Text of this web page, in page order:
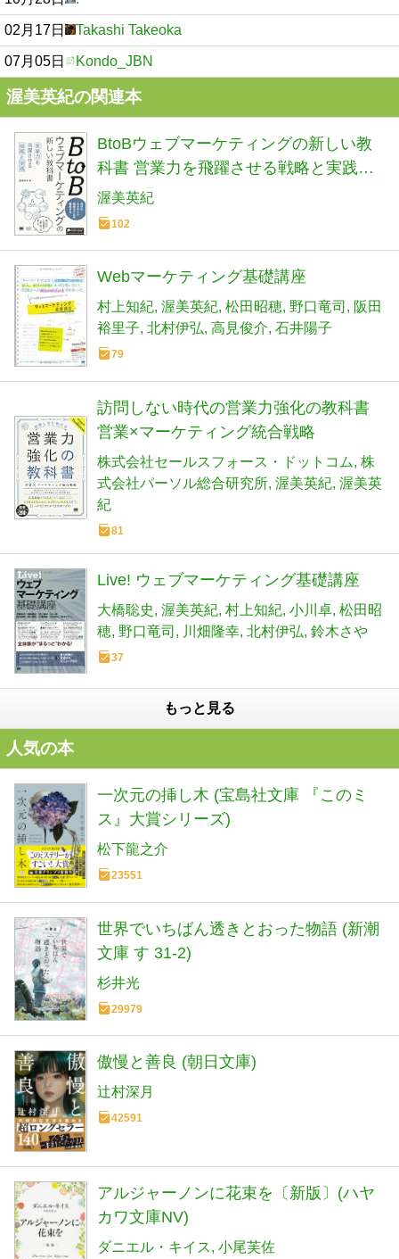
02月17日 Takashi Takeoka
07月05日 Kondo_JBN
渥美英紀の関連本
BtoBウェブマーケティングの新しい教
科書 営業力を飛躍させる戦略と実践
(MarkeZine BOOKS)
渥美英紀
102
Webマーケティング基礎講座
村上知紀 渥美英紀 松田昭穂 野口竜司
阪田
裕里子 北村伊弘 高見俊介 石井陽子
79
訪問しない時代の営業力強化の教科書
営業×マーケティング統合戦略
株式会社セールスフォース・ドットコム 株
式会社パーソル総合研究所 渥美英紀 渥美英
紀
81
Live! ウェブマーケティング基礎講座
大橋聡史 渥美英紀 村上知紀 小川卓 松田昭
穂 野口竜司 川畑隆幸 北村伊弘 鈴木さや
37
もっと見る
人気の本
一次元の挿し木 (宝島社文庫 『このミ
ス』大賞シリーズ)
松下龍之介
23551
世界でいちばん透きとおった物語 (新潮
文庫 す 31-2)
杉井光
29979
傲慢と善良 (朝日文庫)
辻村深月
42591
アルジャーノンに花束を〔新版〕(ハヤ
カワ文庫NV)
ダニエル・キイス 小尾芙佐